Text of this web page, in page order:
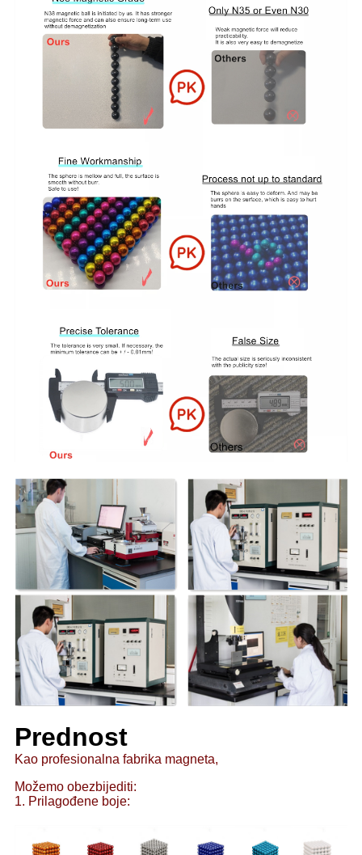
Prednost
Kao profesionalna fabrika magneta,
Možemo obezbijediti:
1. Prilagođene boje: